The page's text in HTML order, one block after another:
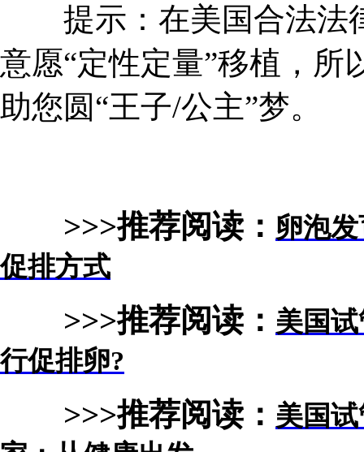
提示：在美国合法法
意愿“定性定量”移植，所
助您圆“王子/公主”梦。
>>>推荐阅读： 卵泡
促排方式
>>>推荐阅读： 美国
行促排卵?
>>>推荐阅读： 美国